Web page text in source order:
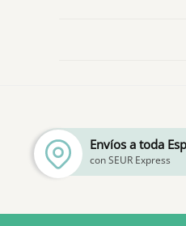
Envíos a toda
con SEUR Express